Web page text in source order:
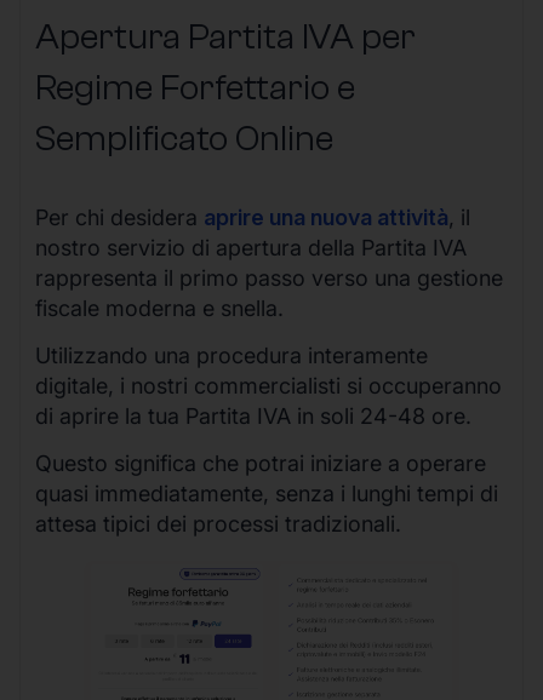
Apertura Partita IVA per
Regime Forfettario e
Semplificato Online
Per chi desidera aprire una nuova attività, il
nostro servizio di apertura della Partita IVA
rappresenta il primo passo verso una gestione
fiscale moderna e snella.
Utilizzando una procedura interamente
digitale, i nostri commercialisti si occuperanno
di aprire la tua Partita IVA in soli 24-48 ore.
Questo significa che potrai iniziare a operare
quasi immediatamente, senza i lunghi tempi di
attesa tipici dei processi tradizionali.